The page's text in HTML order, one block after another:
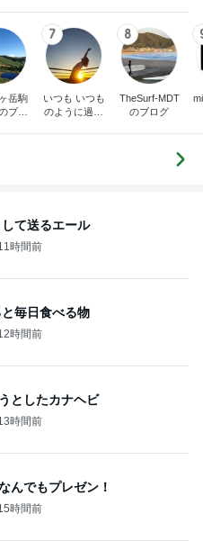
岳駒
ブロ
7
いつも いつも
のように過ご
8
TheSurf-MDT
のブログ
て送るエール
時間前
と毎日食べる物
時間前
としたカナヘビ
時間前
んでもプレゼン！
時間前